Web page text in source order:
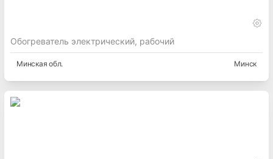
Обогреватель электрический, рабочий
Минская обл. Минск